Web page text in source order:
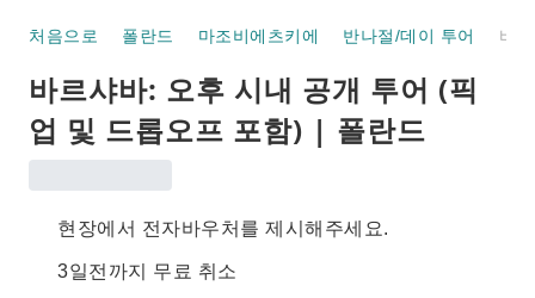
처음으로 폴란드 마조비에츠키에 반나절/데이 투어
바르샤바: 오후 시내 공개 투어 (픽
업 및 드롭오프 포함) | 폴란드
현장에서 전자바우처를 제시해주세요.
3일전까지 무료 취소